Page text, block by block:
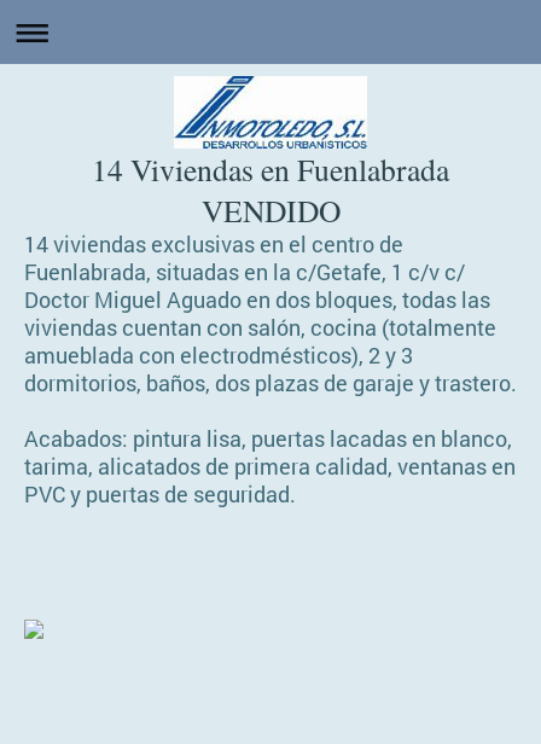
14 Viviendas en Fuenlabrada
VENDIDO
14 viviendas exclusivas en el centro de
Fuenlabrada, situadas en la c/Getafe, 1 c/v c/
Doctor Miguel Aguado en dos bloques, todas las
viviendas cuentan con salón, cocina (totalmente
amueblada con electrodmésticos), 2 y 3
dormitorios, baños, dos plazas de garaje y trastero.
Acabados: pintura lisa, puertas lacadas en blanco,
tarima, alicatados de primera calidad, ventanas en
PVC y puertas de seguridad.